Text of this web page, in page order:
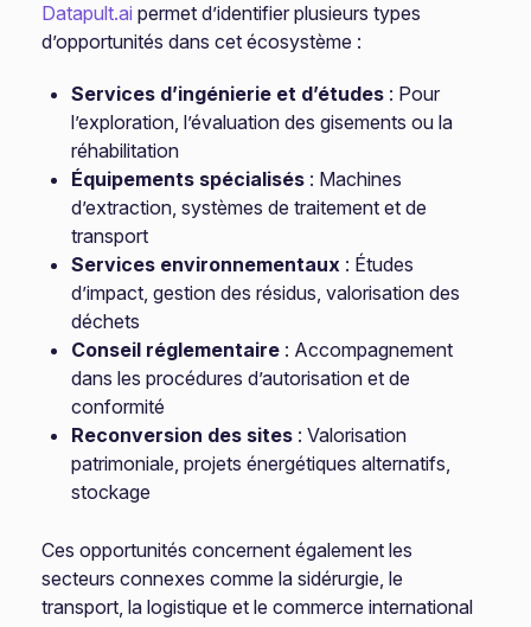
Datapult.ai permet d’identifier plusieurs types
d’opportunités dans cet écosystème :
Services d’ingénierie et d’études : Pour
l’exploration, l’évaluation des gisements ou la
réhabilitation
Équipements spécialisés : Machines
d’extraction, systèmes de traitement et de
transport
Services environnementaux : Études
d’impact, gestion des résidus, valorisation des
déchets
Conseil réglementaire : Accompagnement
dans les procédures d’autorisation et de
conformité
Reconversion des sites : Valorisation
patrimoniale, projets énergétiques alternatifs,
stockage
Ces opportunités concernent également les
secteurs connexes comme la sidérurgie, le
transport, la logistique et le commerce international